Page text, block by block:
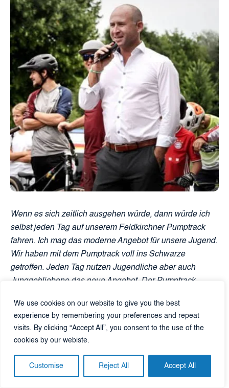
We use cookies on our website to give you the best
experience by remembering your preferences and repeat
visits. By clicking “Accept All”, you consent to the use of the
cookies by our webiste.
Customise Reject All Accept All
Wenn es sich zeitlich ausgehen würde, dann würde ich
selbst jeden Tag auf unserem Feldkirchner Pumptrack
fahren. Ich mag das moderne Angebot für unsere Jugend.
Wir haben mit dem Pumptrack voll ins Schwarze
getroffen. Jeden Tag nutzen Jugendliche aber auch
Junggebliebene das neue Angebot. Der Pumptrack
richtigen Partner und jene Experten gefunden, die es
braucht, um lässige Angebote, die noch nicht so bekannt
sind, unkompliziert und in bester Qualität umzusetzen.